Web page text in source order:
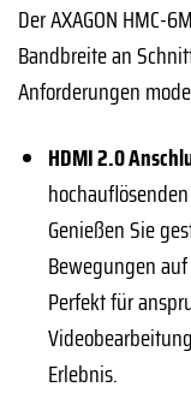
Der AXAGON HMC-
Bandbreite an
Anforderungen
HDMI 2.0
Genießen Sie
Bewegungen
Perfekt für
Erlebnis.